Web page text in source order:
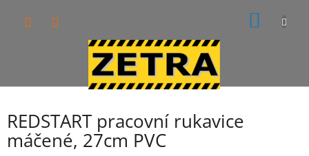
REDSTART pracovní rukavice
máčené, 27cm PVC